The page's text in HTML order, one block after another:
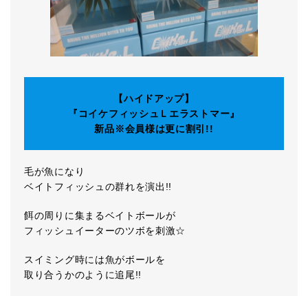
【ハイドアップ】
『コイケフィッシュＬエラストマー』
新品※会員様は更に割引!!
毛が魚になり
ベイトフィッシュの群れを演出!!
餌の周りに集まるベイトボールが
フィッシュイーターのツボを刺激☆
スイミング時には魚がボールを
取り合うかのように追尾!!